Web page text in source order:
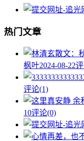
热门文章
枫叶2024-08-22
评论(1)
10评论(0)